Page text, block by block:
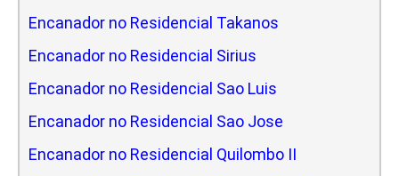
Encanador no Residencial Takanos
Encanador no Residencial Sirius
Encanador no Residencial Sao Luis
Encanador no Residencial Sao Jose
Encanador no Residencial Quilombo II